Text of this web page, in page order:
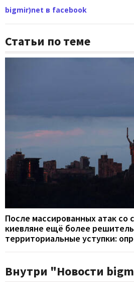
bigmir)net в facebook
Статьи по теме
После массированных атак со
киевляне ещё более
территориальные уступки:
Внутри "Новости